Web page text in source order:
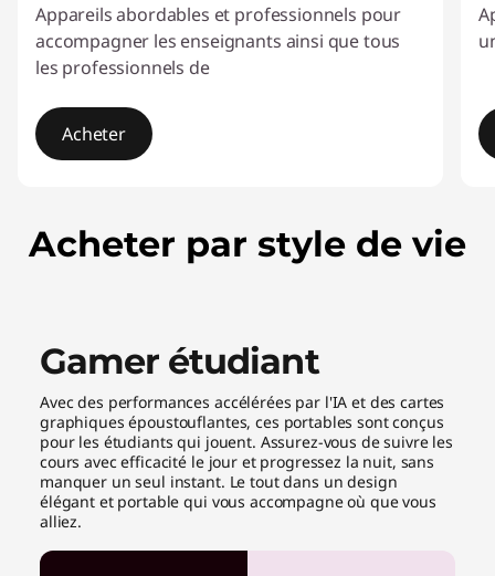
Appareils abordables et professionnels pour
accompagner les enseignants ainsi que tous
les professionnels de
Acheter
Acheter par style de vie
Gamer étudiant
Avec des performances accélérées par l'IA et des cartes
graphiques époustouflantes, ces portables sont conçus
pour les étudiants qui jouent. Assurez-vous de suivre les
cours avec efficacité le jour et progressez la nuit, sans
manquer un seul instant. Le tout dans un design
élégant et portable qui vous accompagne où que vous
alliez.